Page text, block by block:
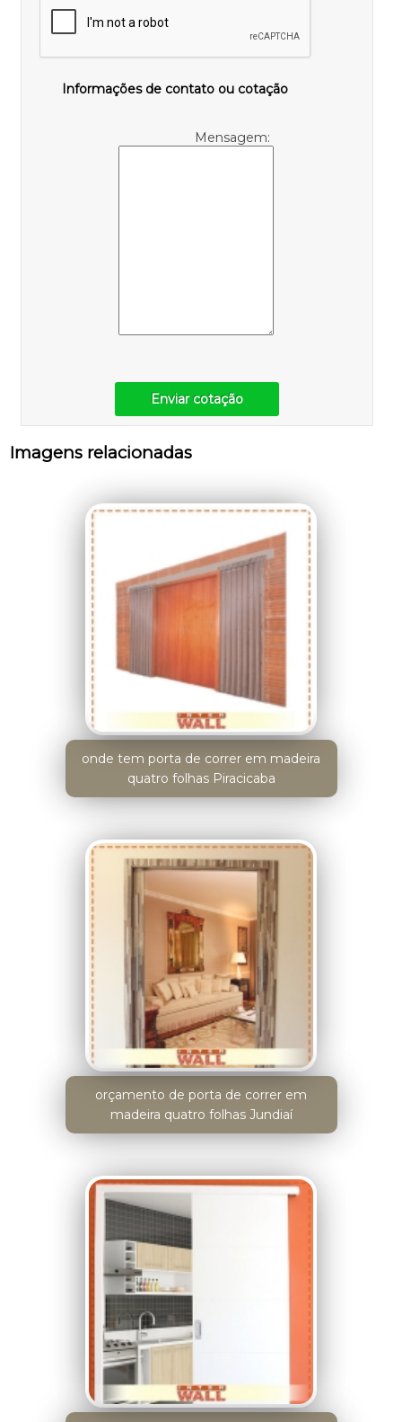
Informações de contato ou cotação
Mensagem:
Enviar cotação
Imagens relacionadas
onde tem porta de correr em madeira
quatro folhas Piracicaba
orçamento de porta de correr em
madeira quatro folhas Jundiaí